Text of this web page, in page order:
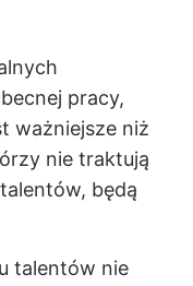
pracy,
ważniejsze niż
nie traktują
będą
talentów nie